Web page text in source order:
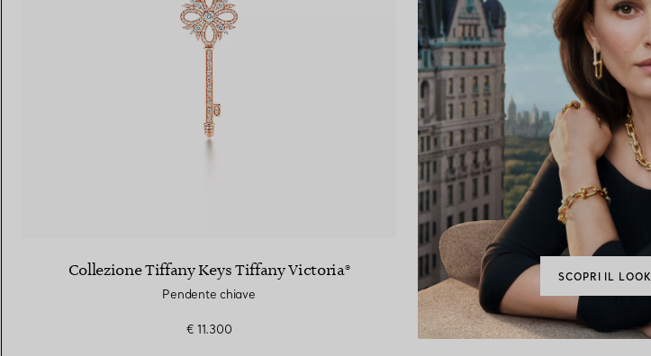
Collezione Tiffany Keys Tiffany Victoria®​
Pendente chiave
€ 11.300
SCOPRI IL LOOK